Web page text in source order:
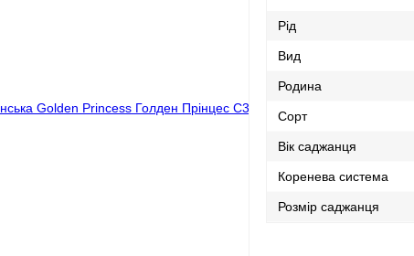
Рід
Вид
Родина
Сорт
Вік саджанця
Коренева система
Розмір саджанця